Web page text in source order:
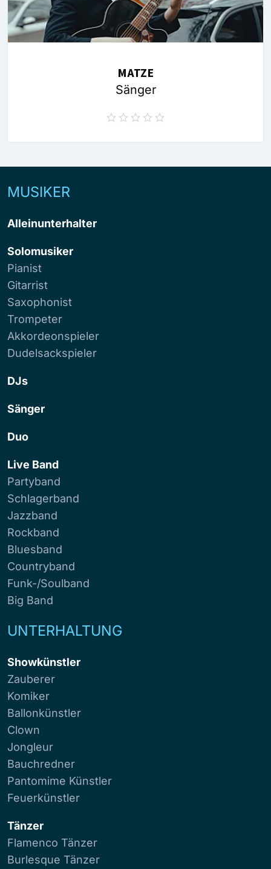
MATZE
Sänger
MUSIKER
Alleinunterhalter
Solomusiker
Pianist
Gitarrist
Saxophonist
Trompeter
Akkordeonspieler
Dudelsackspieler
DJs
Sänger
Duo
Live Band
Partyband
Schlagerband
Jazzband
Rockband
Bluesband
Countryband
Funk-/Soulband
Big Band
UNTERHALTUNG
Showkünstler
Zauberer
Komiker
Ballonkünstler
Clown
Jongleur
Bauchredner
Pantomime Künstler
Feuerkünstler
Tänzer
Flamenco Tänzer
Burlesque Tänzer